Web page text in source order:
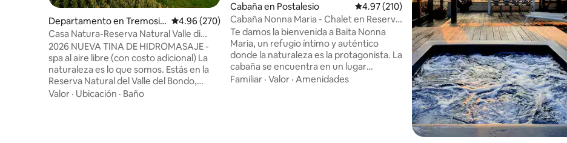
Departamento en Tremosin
e sul Garda
Calificación promedio: 4.96 de 5; 270 evaluaciones
4.96 (270)
Casa Natura-Reserva Natural Valle di
Bondo
2026 NUEVA TINA DE HIDROMASAJE -
spa al aire libre (con costo adicional) La
naturaleza es lo que somos. Estás en la
Reserva Natural del Valle del Bondo,
entre vastos prados y verdes bosques
Valor · Ubicación · Baño
Cabaña en Postalesio Calificación promedio: 4.97 de 5; 210 evaluaciones
4.97 (210)
Cabaña Nonna Maria - Chalet en Reserva
Natural
Te damos la bienvenida a Baita Nonna
Maria, un refugio íntimo y auténtico
donde la naturaleza es la protagonista. La
cabaña se encuentra en un lugar
excepcionalmente aislado pero de fácil
Familiar · Valor · Amenidades